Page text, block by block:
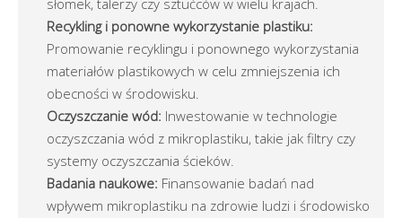
słomek, talerzy czy sztućców w wielu krajach.
Recykling i ponowne wykorzystanie plastiku:
Promowanie recyklingu i ponownego wykorzystania
materiałów plastikowych w celu zmniejszenia ich
obecności w środowisku.
Oczyszczanie wód: Inwestowanie w technologie
oczyszczania wód z mikroplastiku, takie jak filtry czy
systemy oczyszczania ścieków.
Badania naukowe: Finansowanie badań nad
wpływem mikroplastiku na zdrowie ludzi i środowisko